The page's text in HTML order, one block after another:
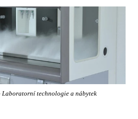
Laboratorní technologie a nábytek